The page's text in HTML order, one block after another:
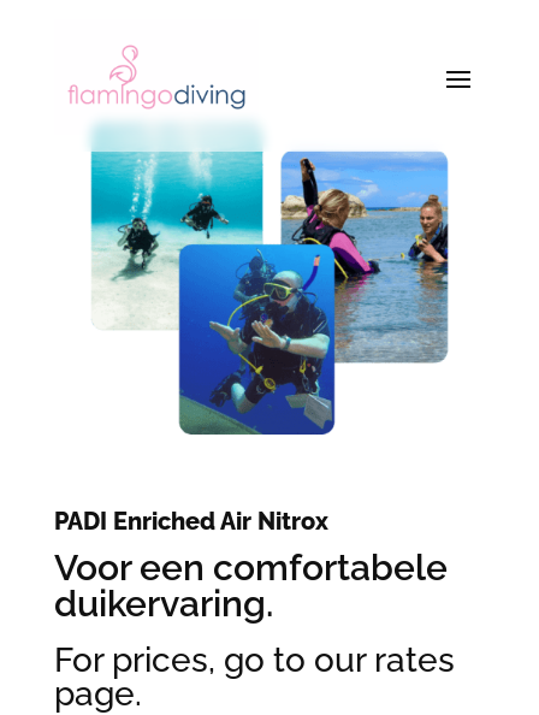
PADI Enriched Air Nitrox
Voor een comfortabele
duikervaring.
For prices, go to our rates
page.